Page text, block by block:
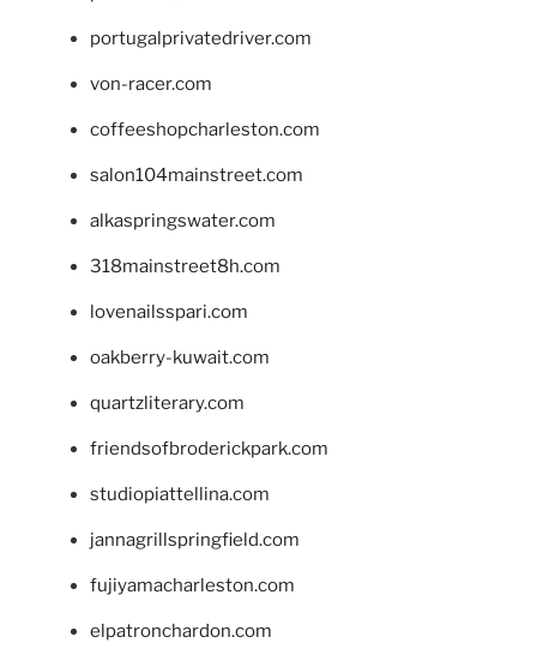
portugalprivatedriver.com
von-racer.com
coffeeshopcharleston.com
salon104mainstreet.com
alkaspringswater.com
318mainstreet8h.com
lovenailsspari.com
oakberry-kuwait.com
quartzliterary.com
friendsofbroderickpark.com
studiopiattellina.com
jannagrillspringfield.com
fujiyamacharleston.com
elpatronchardon.com